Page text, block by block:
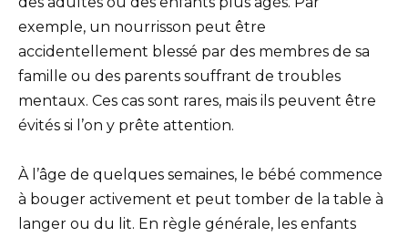
exemple, un nourrisson peut être
accidentellement blessé par des membres de sa
famille ou des parents souffrant de troubles
mentaux. Ces cas sont rares, mais ils peuvent être
évités si l’on y prête attention.
À l’âge de quelques semaines, le bébé commence
à bouger activement et peut tomber de la table à
langer ou du lit. En règle générale, les enfants